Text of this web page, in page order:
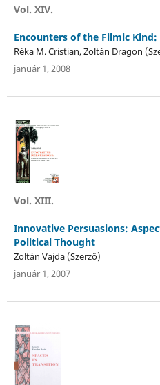
Vol. XIV.
Encounters of the Filmic
Réka M. Cristian, Zoltán Dragon
január 1, 2008
Vol. XIII.
Innovative Persuasions:
Political Thought
Zoltán Vajda (Szerző)
január 1, 2007